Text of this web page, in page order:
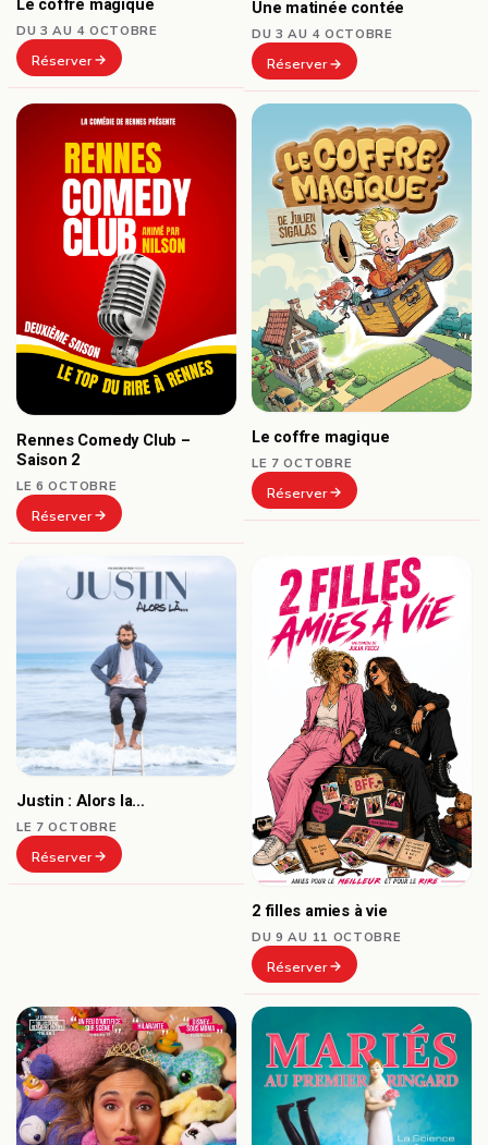
Le coffre magique
DU 3 AU 4 OCTOBRE
Réserver
Une matinée contée
DU 3 AU 4 OCTOBRE
Réserver
Rennes Comedy Club –
Saison 2
LE 6 OCTOBRE
Réserver
Le coffre magique
LE 7 OCTOBRE
Réserver
Justin : Alors la…
LE 7 OCTOBRE
Réserver
2 filles amies à vie
DU 9 AU 11 OCTOBRE
Réserver